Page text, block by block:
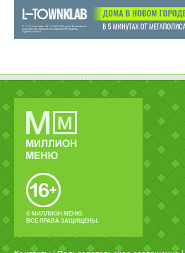
© МИЛЛИОН МЕНЮ.
ВСЕ ПРАВА ЗАЩИЩЕНЫ.